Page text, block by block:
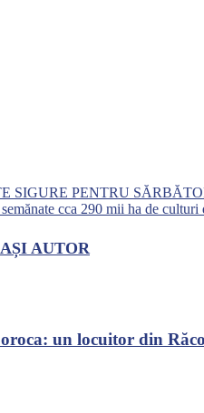
SIGURE PENTRU
cca 290 mii ha de culturi
AUTOR
un locuitor din